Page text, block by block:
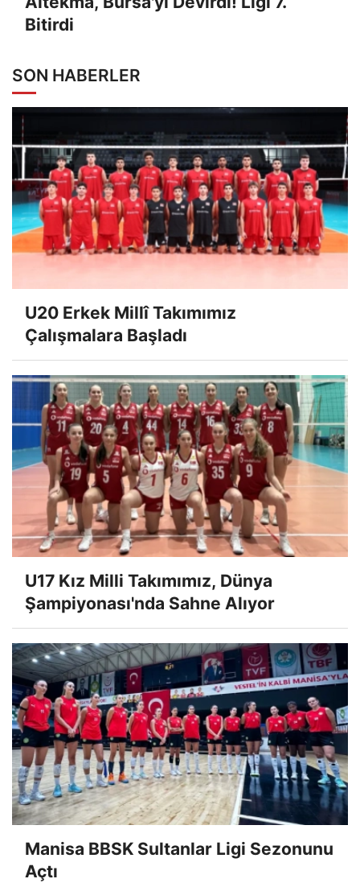
Bitirdi
SON HABERLER
U20 Erkek Millî Takımımız
Çalışmalara Başladı
U17 Kız Milli Takımımız, Dünya
Şampiyonası'nda Sahne Alıyor
Manisa BBSK Sultanlar Ligi Sezonunu
Açtı